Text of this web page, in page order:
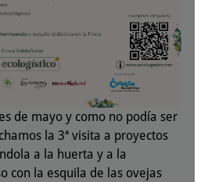
de mayo y como no podía ser
la 3ª visita a proyectos
a la huerta y a la
con la esquila de las ovejas